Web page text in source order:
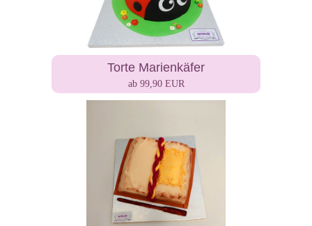
Torte Marienkäfer
ab 99,90 EUR